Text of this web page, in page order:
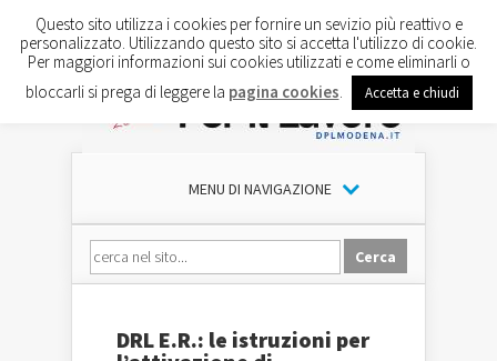
MENU DI NAVIGAZIONE
DRL E.R.: le istruzioni per
Questo sito utilizza i cookies per fornire un sevizio più reattivo e
personalizzato. Utilizzando questo sito si accetta l'utilizzo di cookie.
Per maggiori informazioni sui cookies utilizzati e come eliminarli o
bloccarli si prega di leggere la pagina cookies Accetta e chiudi